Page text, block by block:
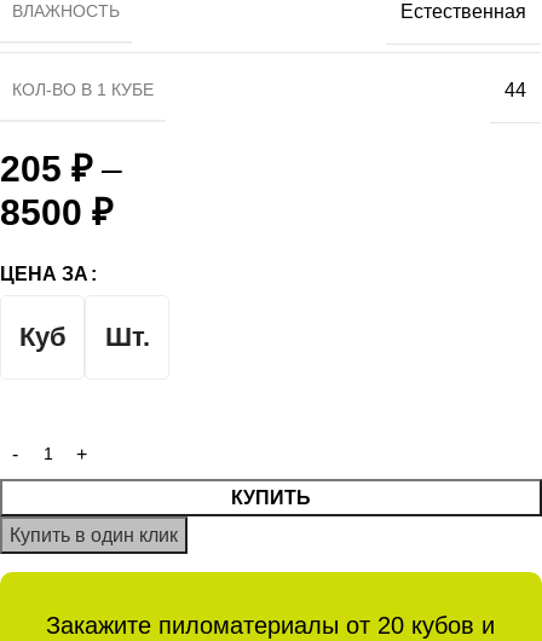
ВЛАЖНОСТЬ Естественная
КОЛ-ВО В 1 КУБЕ 44
205 ₽ –
8500 ₽
ЦЕНА ЗА
Куб Шт.
КУПИТЬ
Купить в один клик
Закажите пиломатериалы от 20 кубов и